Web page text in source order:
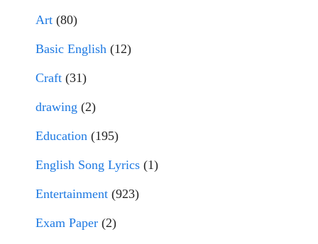
Art (80)
Basic English (12)
Craft (31)
drawing (2)
Education (195)
English Song Lyrics (1)
Entertainment (923)
Exam Paper (2)